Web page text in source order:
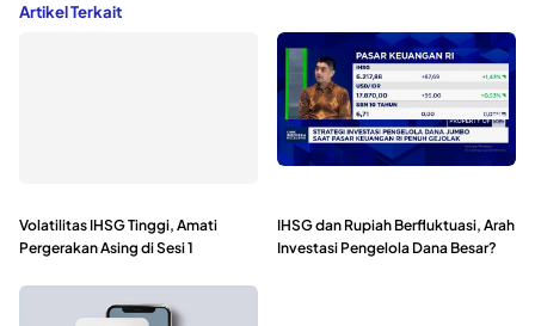
Artikel Terkait
Volatilitas IHSG Tinggi, Amati
Pergerakan Asing di Sesi 1
IHSG dan Rupiah Berfluktuasi, Arah
Investasi Pengelola Dana Besar?